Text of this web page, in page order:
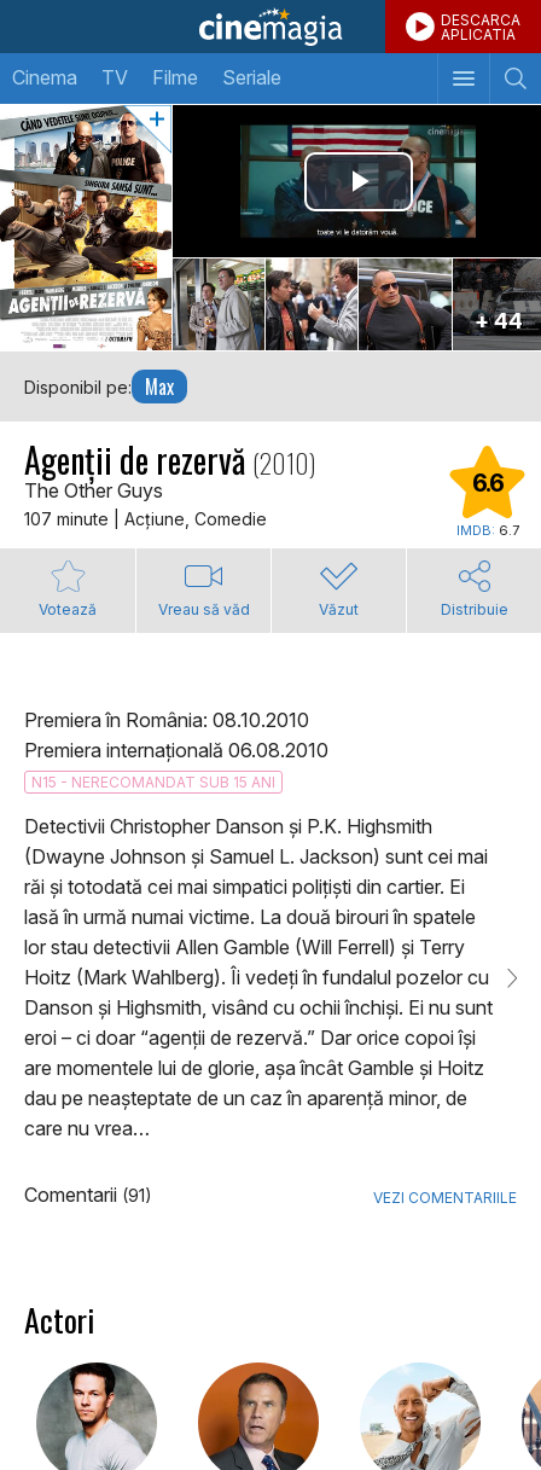
DESCARCA
APLICATIA
Cinema TV Filme Seriale
+ 44
Disponibil pe: Max
Agenții de rezervă (2010)
The Other Guys
107 minute | Acţiune, Comedie
6.6
IMDB: 6.7
Votează Vreau să văd Văzut Distribuie
Premiera în România: 08.10.2010
Premiera internațională 06.08.2010
N15 - NERECOMANDAT SUB 15 ANI
Detectivii Christopher Danson și P.K. Highsmith
(Dwayne Johnson și Samuel L. Jackson) sunt cei mai
răi și totodată cei mai simpatici polițiști din cartier. Ei
lasă în urmă numai victime. La două birouri în spatele
lor stau detectivii Allen Gamble (Will Ferrell) și Terry
Hoitz (Mark Wahlberg). Îi vedeți în fundalul pozelor cu
Danson și Highsmith, visând cu ochii închiși. Ei nu sunt
eroi – ci doar “agenții de rezervă.” Dar orice copoi își
are momentele lui de glorie, așa încât Gamble și Hoitz
dau pe neașteptate de un caz în aparență minor, de
care nu vrea…
Comentarii (91) VEZI COMENTARIILE
Actori